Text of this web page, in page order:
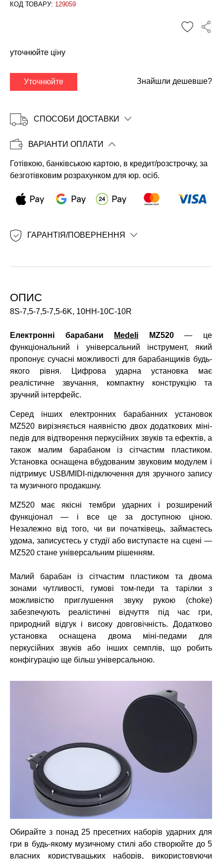
КОД ТОВАРУ: 129059
Копіювати
уточнюйте ціну
Уточнюйте Знайшли дешевше?
СПОСОБИ ДОСТАВКИ
ВАРІАНТИ ОПЛАТИ
Готівкою, банківською картою, в кредит/розстрочку, за
безготівковим розрахунком для юр. осіб.
ГАРАНТІЯ/ПОВЕРНЕННЯ
ОПИС
8S-7,5-7,5-7,5-6K, 10HH-10C-10R
Електронні барабани Medeli MZ520— це
функціональний і універсальний інструмент, який
пропонує сучасні можливості для барабанщиків будь-
якого рівня. Цифрова ударна установка має
реалістичне звучання, компактну конструкцію та
зручний інтерфейс.
Серед інших електронних барабанних установок
MZ520 вирізняється наявністю двох додаткових міні-
педів для відтворення перкусійних звуків та ефектів, а
також малим барабаном із сітчастим пластиком.
Установка оснащена вбудованим звуковим модулем і
підтримує USB/MIDI-підключення для зручного запису
та музичного продакшну.
MZ520 має якісні тембри ударних і розширений
функціонал— і все цеза доступною ціною.
Незалежно від того, чи ви початківець, займаєтесь
удома, записуєтесь у студії або виступаєте на сцені —
MZ520 стане універсальним рішенням.
Малий барабан із сітчастим пластиком та двома
зонами чутливості, гумові том-педи та тарілки з
можливістю приглушення звуку рукою (choke)
забезпечують реалістичні відчуття під час гри,
природний відгук і високу довговічність. Додатково
установка оснащена двома міні-педами для
перкусійних звуків або інших семплів, що робить
конфігурацію ще більш універсальною.
Обирайте з понад 25 пресетних наборів ударних для
гри в будь-якому музичному стилі або створюйте до 5
власних користувацьких наборів, використовуючи